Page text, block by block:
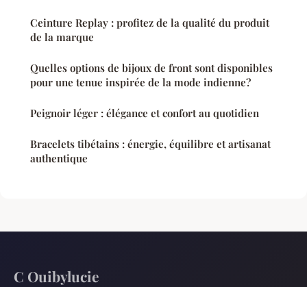
Ceinture Replay : profitez de la qualité du produit
de la marque
Quelles options de bijoux de front sont disponibles
pour une tenue inspirée de la mode indienne?
Peignoir léger : élégance et confort au quotidien
Bracelets tibétains : énergie, équilibre et artisanat
authentique
C Ouibylucie